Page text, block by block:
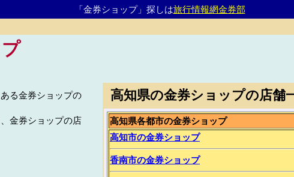
「金券ショップ」探しは旅行情報網金券部
る金券ショップの
金券ショップの店
高知県の金券ショップの店舗
高知県各都市の金券ショップ
高知市の金券ショップ
香南市の金券ショップ